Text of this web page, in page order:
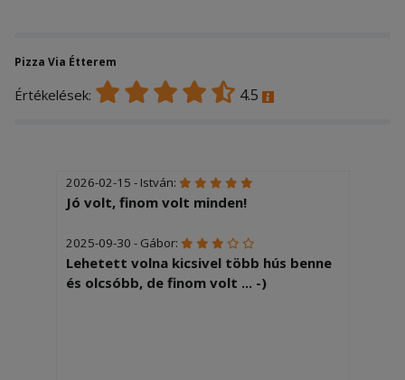
Pizza Via Étterem
Értékelések: 4.5
2026-02-15 - István:
Jó volt, finom volt minden!
2025-09-30 - Gábor:
Lehetett volna kicsivel több hús benne
és olcsóbb, de finom volt ... -)